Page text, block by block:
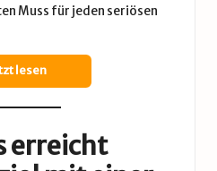
Muss für jeden seriösen
lesen
erreicht